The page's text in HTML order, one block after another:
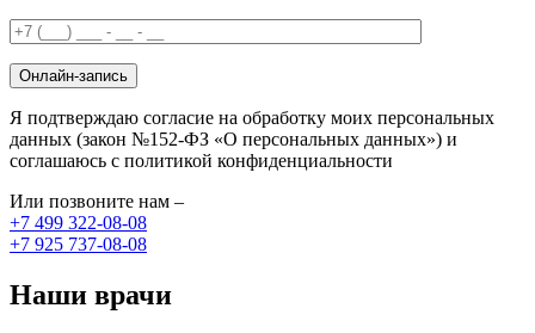
Онлайн-запись
Я подтверждаю согласие на обработку моих персональных
данных (закон №152-ФЗ «О персональных данных») и
соглашаюсь с политикой конфиденциальности
Или позвоните нам –
+7 499 322-08-08
+7 925 737-08-08
Наши врачи